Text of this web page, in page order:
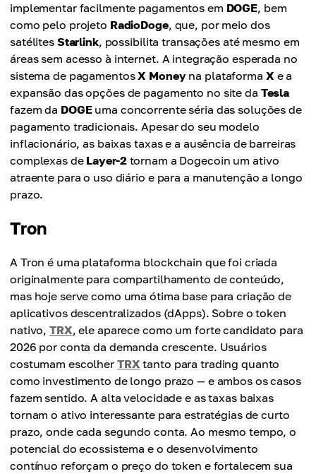
implementar facilmente pagamentos em DOGE, bem
como pelo projeto RadioDoge, que, por meio dos
satélites Starlink, possibilita transações até mesmo em
áreas sem acesso à internet. A integração esperada no
sistema de pagamentosX Moneyna plataforma X e a
expansão das opções de pagamento no site da Tesla
fazem da DOGEuma concorrente séria das soluções de
pagamento tradicionais. Apesar do seu modelo
inflacionário, as baixas taxas e a ausência de barreiras
complexas de Layer-2tornam a Dogecoin um ativo
atraente para o uso diário e para a manutenção a longo
prazo.
Tron
A Tron é uma plataforma blockchain que foi criada
originalmente para compartilhamento de conteúdo,
mas hoje serve como uma ótima base para criação de
aplicativos descentralizados (dApps). Sobre o token
nativo,TRX, ele aparece como um forte candidato para
2026 por conta da demanda crescente. Usuários
costumam escolher TRX tanto para trading quanto
como investimento de longo prazo — e ambos os casos
fazem sentido. A alta velocidade e as taxas baixas
tornam o ativo interessante para estratégias de curto
prazo, onde cada segundo conta. Ao mesmo tempo, o
potencial do ecossistema e o desenvolvimento
contínuo reforçam o preço do token e fortalecem sua